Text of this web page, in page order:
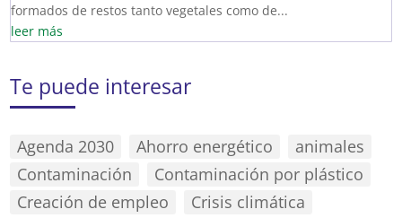
formados de restos tanto vegetales como de...
leer más
Te puede interesar
Agenda 2030 Ahorro energético
animales
Contaminación
Contaminación por plástico
Creación de empleo
Crisis climática